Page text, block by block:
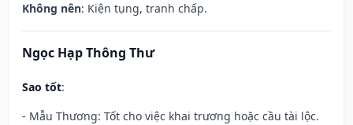
Không nên: Kiện tụng, tranh chấp.
Ngọc Hạp Thông Thư
Sao tốt:
- Mẫu Thương: Tốt cho việc khai trương hoặc cầu tài lộc.